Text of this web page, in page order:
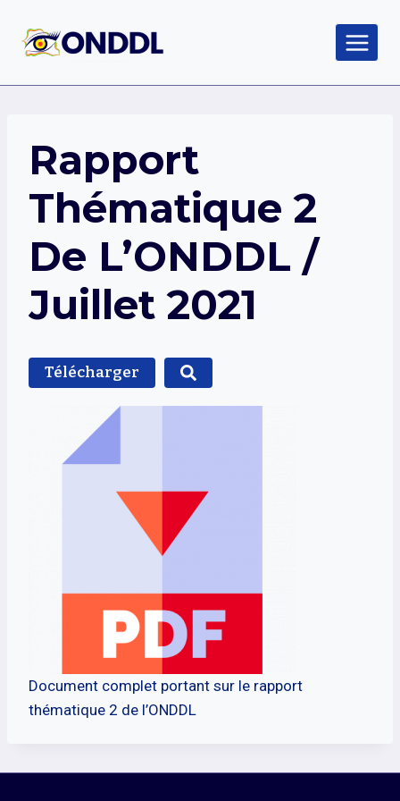
contenu
Rapport
Thématique 2
De L’ONDDL /
Juillet 2021
Document complet portant sur le rapport
thématique 2 de l’ONDDL
Télécharger